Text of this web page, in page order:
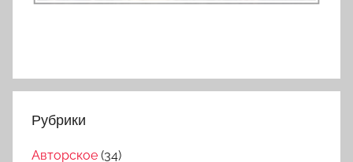
Рубрики
Авторское (34)